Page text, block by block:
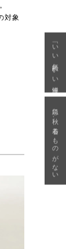
対象
「いい年齢 いい洋服」
急に秋、着るものがない